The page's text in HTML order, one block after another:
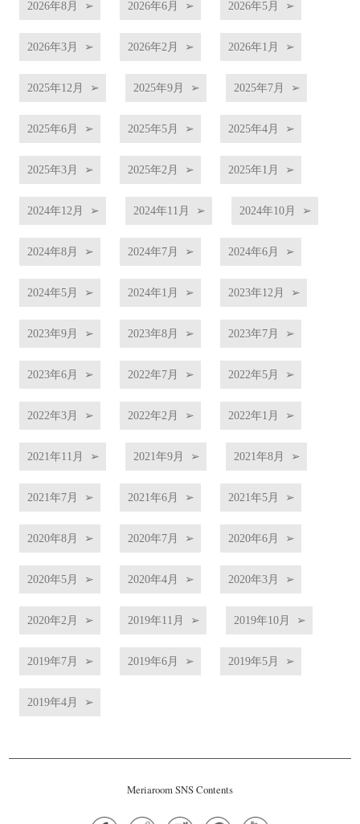
2026年8月 2026年6月 2026年5月
2026年3月 2026年2月 2026年1月
2025年12月 2025年9月 2025年7月
2025年6月 2025年5月 2025年4月
2025年3月 2025年2月 2025年1月
2024年12月 2024年11月 2024年10月
2024年8月 2024年7月 2024年6月
2024年5月 2024年1月 2023年12月
2023年9月 2023年8月 2023年7月
2023年6月 2022年7月 2022年5月
2022年3月 2022年2月 2022年1月
2021年11月 2021年9月 2021年8月
2021年7月 2021年6月 2021年5月
2020年8月 2020年7月 2020年6月
2020年5月 2020年4月 2020年3月
2020年2月 2019年11月 2019年10月
2019年7月 2019年6月 2019年5月
2019年4月
Meriaroom SNS Contents